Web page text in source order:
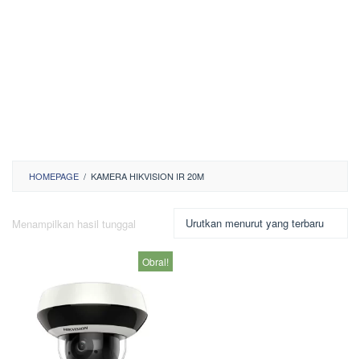
HOMEPAGE / KAMERA HIKVISION IR 20M
Menampilkan hasil tunggal
Obral!